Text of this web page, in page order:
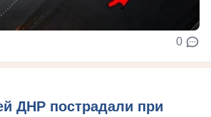
0
ДНР пострадали при